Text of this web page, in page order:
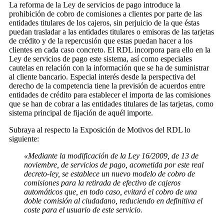
La reforma de la Ley de servicios de pago introduce la
prohibición de cobro de comisiones a clientes por parte de las
entidades titulares de los cajeros, sin perjuicio de la que éstas
puedan trasladar a las entidades titulares o emisoras de las tarjetas
de crédito y de la repercusión que estas puedan hacer a los
clientes en cada caso concreto. El RDL incorpora para ello en la
Ley de servicios de pago este sistema, así como especiales
cautelas en relación con la información que se ha de suministrar
al cliente bancario. Especial interés desde la perspectiva del
derecho de la competencia tiene la previsión de acuerdos entre
entidades de crédito para establecer el importa de las comisiones
que se han de cobrar a las entidades titulares de las tarjetas, como
sistema principal de fijación de aquél importe.
Subraya al respecto la Exposición de Motivos del RDL lo
siguiente:
«Mediante la modificación de la Ley 16/2009, de 13 de
noviembre, de servicios de pago, acometida por este real
decreto-ley, se establece un nuevo modelo de cobro de
comisiones para la retirada de efectivo de cajeros
automáticos que, en todo caso, evitará el cobro de una
doble comisión al ciudadano, reduciendo en definitiva el
coste para el usuario de este servicio.